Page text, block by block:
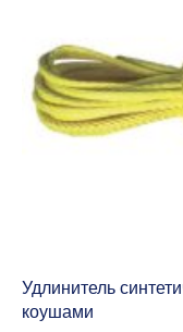
Удлинитель
коушами